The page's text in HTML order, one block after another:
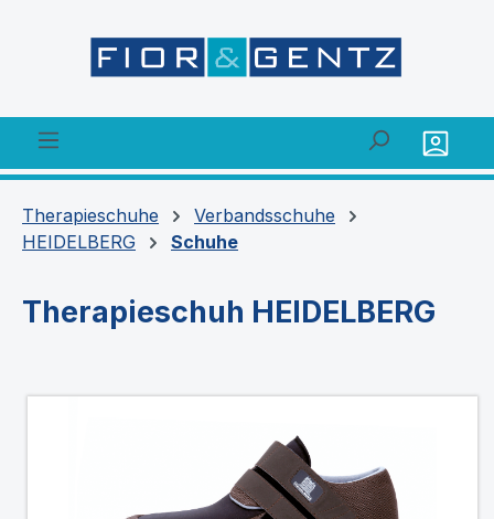
Therapieschuhe
Verbandsschuhe
HEIDELBERG
Schuhe
Therapieschuh HEIDELBERG